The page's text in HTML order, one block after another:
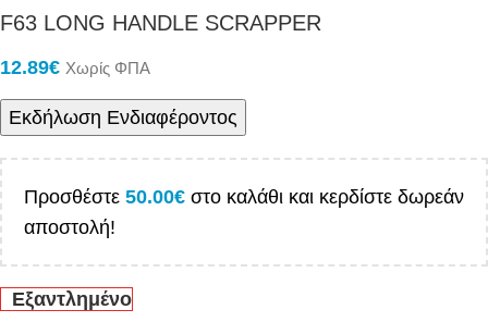
F63 LONG HANDLE SCRAPPER
12.89€ Χωρίς ΦΠΑ
Εκδήλωση Ενδιαφέροντος
Προσθέστε 50.00€ στο καλάθι και κερδίστε δωρεάν
αποστολή!
Εξαντλημένο